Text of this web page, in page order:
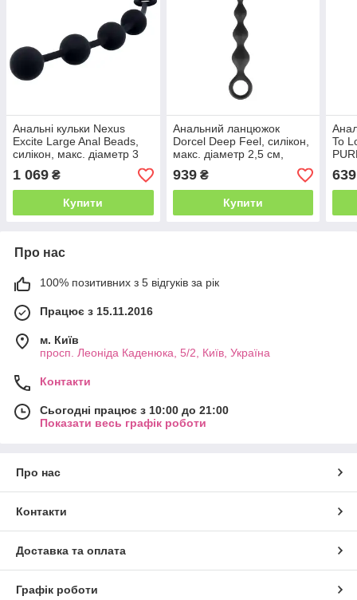
Анальні кульки Nexus
Excite Large Anal Beads,
силікон, макс. діаметр 3
см
1 069 ₴
Купити
Анальний ланцюжок
Dorcel Deep Feel, силікон,
макс. діаметр 2,5 см,
пружний
939₴
Купити
To
639
Про нас
100% позитивних з 5 відгуків за рік
Працює з 15.11.2016
м. Київ
просп. Леоніда Каденюка, 5/2, Київ, Україна
Контакти
Сьогодні працює з 10:00 до 21:00
Показати весь графік роботи
Про нас
Контакти
Доставка та оплата
Графік роботи